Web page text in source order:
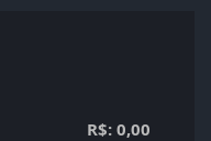
R$: 0,00